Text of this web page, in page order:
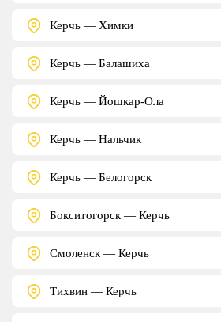
Керчь — Химки
Керчь — Балашиха
Керчь — Йошкар-Ола
Керчь — Нальчик
Керчь — Белогорск
Бокситогорск — Керчь
Смоленск — Керчь
Тихвин — Керчь